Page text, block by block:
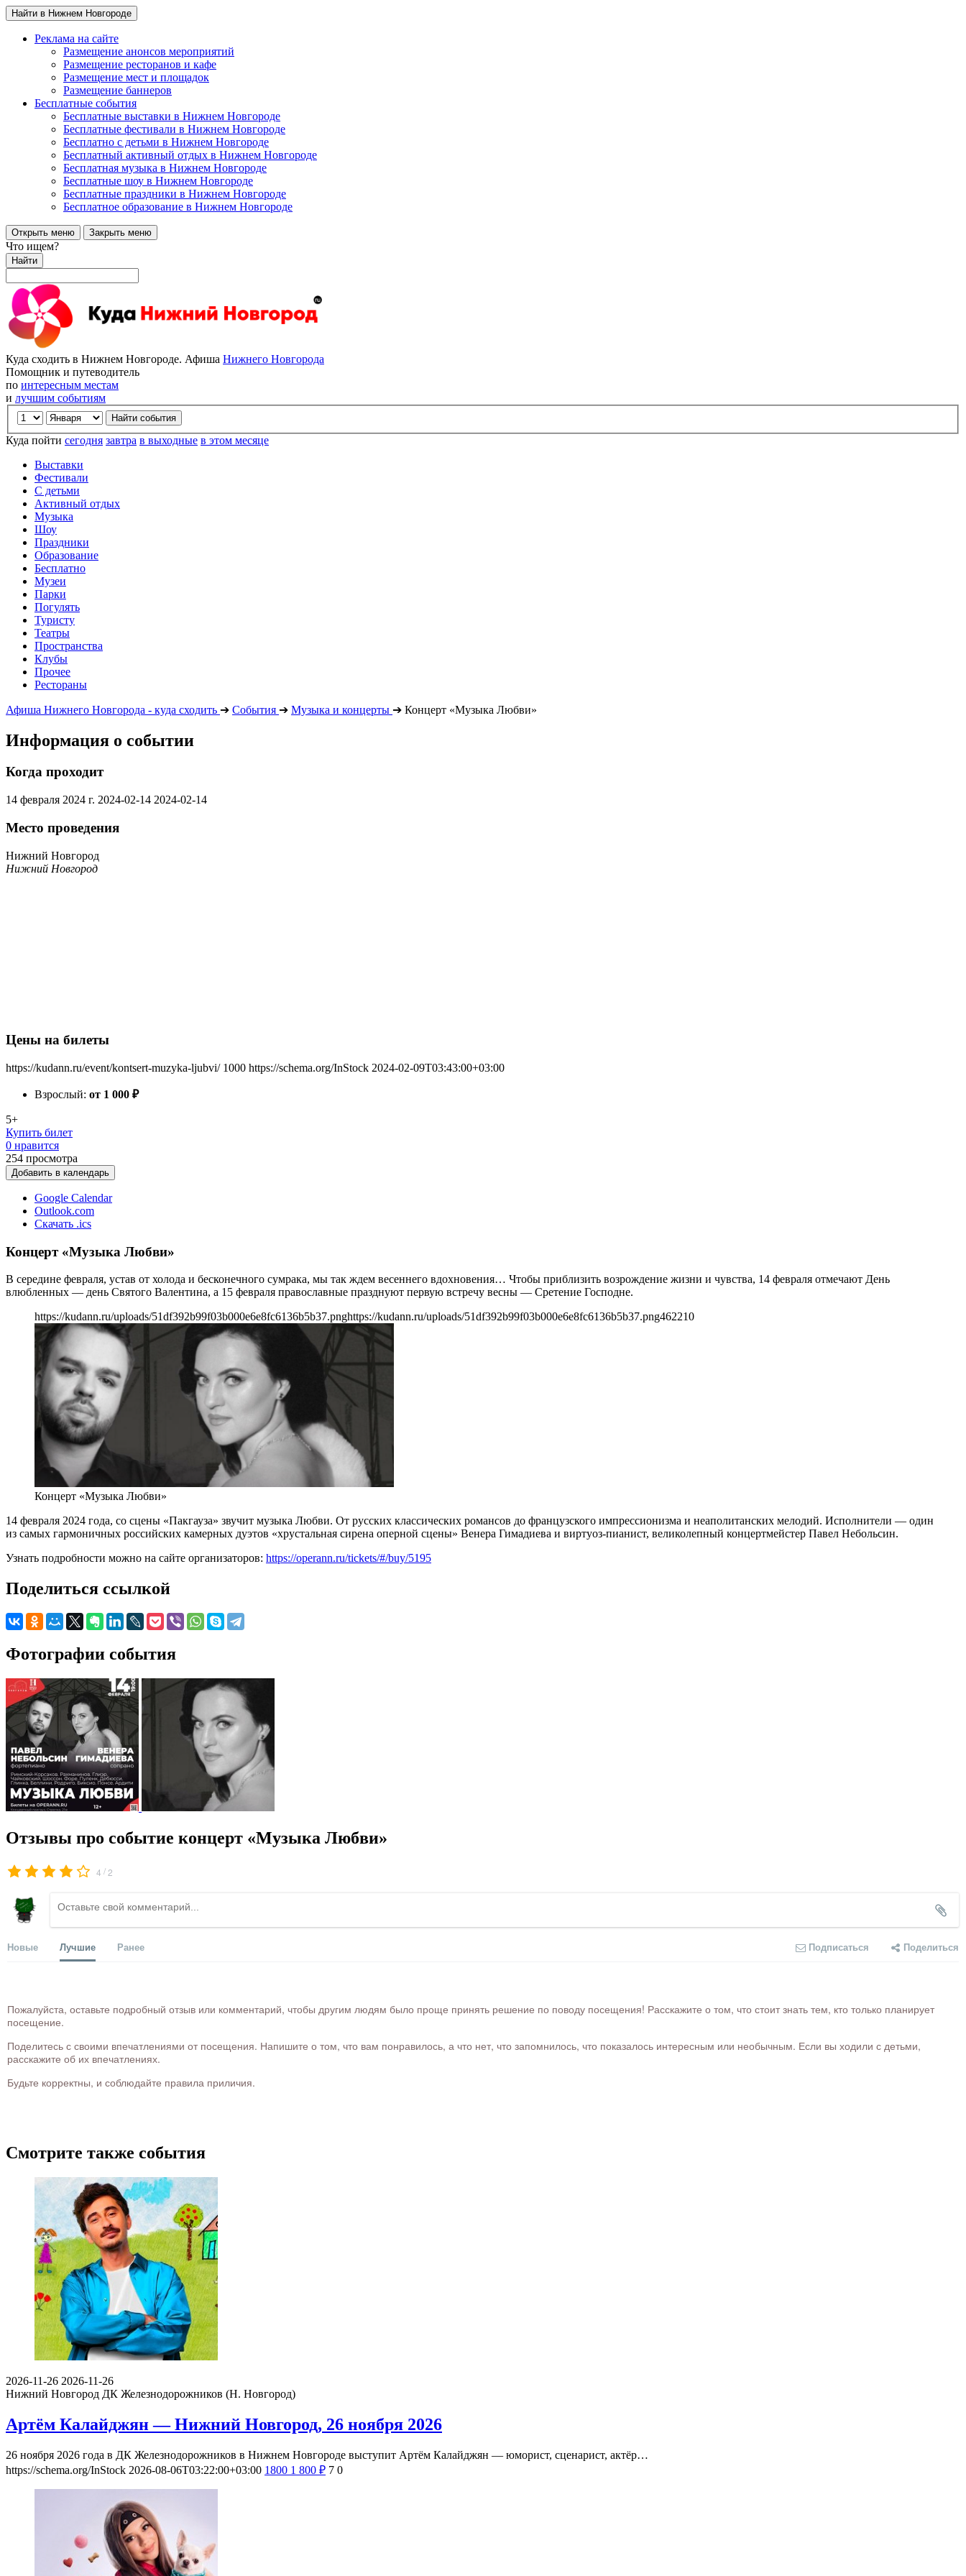
Найти в Нижнем Новгороде
Реклама на сайте
Размещение анонсов мероприятий
Размещение ресторанов и кафе
Размещение мест и площадок
Размещение баннеров
Бесплатные события
Бесплатные выставки в Нижнем Новгороде
Бесплатные фестивали в Нижнем Новгороде
Бесплатно с детьми в Нижнем Новгороде
Бесплатный активный отдых в Нижнем Новгороде
Бесплатная музыка в Нижнем Новгороде
Бесплатные шоу в Нижнем Новгороде
Бесплатные праздники в Нижнем Новгороде
Бесплатное образование в Нижнем Новгороде
Открыть меню Закрыть меню
Что ищем?
Найти
Куда сходить в Нижнем Новгороде. Афиша Нижнего Новгорода
Помощник и путеводитель
по интересным местам
и лучшим событиям
Куда пойти сегодня завтра в выходные в этом месяце
Выставки
Фестивали
С детьми
Активный отдых
Музыка
Шоу
Праздники
Образование
Бесплатно
Музеи
Парки
Погулять
Туристу
Театры
Пространства
Клубы
Прочее
Рестораны
Афиша Нижнего Новгорода - куда сходить ➔ События ➔ Музыка и концерты ➔ Концерт «Музыка Любви»
Информация о событии
Когда проходит
14 февраля 2024 г. 2024-02-14 2024-02-14
Место проведения
Нижний Новгород
Нижний Новгород
Цены на билеты
https://kudann.ru/event/kontsert-muzyka-ljubvi/ 1000 https://schema.org/InStock 2024-02-09T03:43:00+03:00
Взрослый: от 1 000 ₽
5+
Купить билет
0 нравится
254 просмотра
Добавить в календарь
Google Calendar
Outlook.com
Скачать .ics
Концерт «Музыка Любви»
В середине февраля, устав от холода и бесконечного сумрака, мы так ждем весеннего вдохновения… Чтобы приблизить возрождение жизни и чувства, 14 февраля отмечают День
влюбленных — день Святого Валентина, а 15 февраля православные празднуют первую встречу весны — Сретение Господне.
https://kudann.ru/uploads/51df392b99f03b000e6e8fc6136b5b37.pnghttps://kudann.ru/uploads/51df392b99f03b000e6e8fc6136b5b37.png462210
Концерт «Музыка Любви»
14 февраля 2024 года, со сцены «Пакгауза» звучит музыка Любви. От русских классических романсов до французского импрессионизма и неаполитанских мелодий. Исполнители — один
из самых гармоничных российских камерных дуэтов «хрустальная сирена оперной сцены» Венера Гимадиева и виртуоз-пианист, великолепный концертмейстер Павел Небольсин.
Узнать подробности можно на сайте организаторов: https://operann.ru/tickets/#/buy/5195
Поделиться ссылкой
Фотографии события
Отзывы про событие концерт «Музыка Любви»
4 /2
Новые Лучшие Ранее Подписаться Поделиться
Пожалуйста, оставьте подробный отзыв или комментарий, чтобы другим людям было проще принять решение по поводу посещения! Расскажите о том, что стоит знать тем, кто только планирует
посещение.
Поделитесь с своими впечатлениями от посещения. Напишите о том, что вам понравилось, а что нет, что запомнилось, что показалось интересным или необычным. Если вы ходили с детьми,
расскажите об их впечатлениях.
Будьте корректны, и соблюдайте правила приличия.
Смотрите также события
2026-11-26 2026-11-26
Нижний Новгород ДК Железнодорожников (Н. Новгород)
Артём Калайджян — Нижний Новгород, 26 ноября 2026
26 ноября 2026 года в ДК Железнодорожников в Нижнем Новгороде выступит Артём Калайджян — юморист, сценарист, актёр…
https://schema.org/InStock 2026-08-06T03:22:00+03:00 1800 1 800 ₽ 7 0